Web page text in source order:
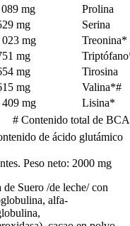
089 mg
Prolina
mg
Serina
023 mg
Treonina*
mg
mg
Tirosina
mg
Valina*#
409 mg
Lisina*
# Contenido total de
de ácido glutámico
Peso neto: 2000 mg
Suero /de leche/ con
alfa-